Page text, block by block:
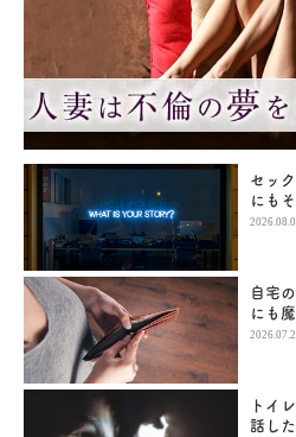
セッ
にも
自宅
にも
トイ
話し